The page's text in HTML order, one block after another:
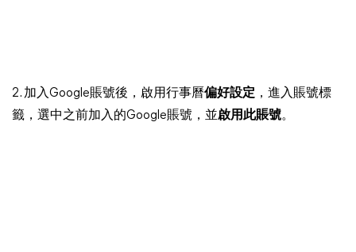
2. 加入Google賬號後，啟用行事曆偏好設定 ，進入賬號標
籤，選中之前加入的Google賬號，並啟用此賬號。